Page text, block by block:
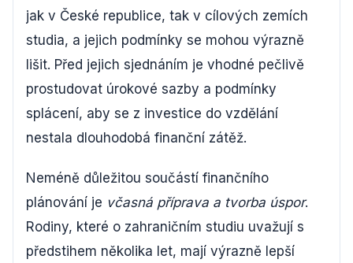
jak v České republice, tak v cílových zemích
studia, a jejich podmínky se mohou výrazně
lišit. Před jejich sjednáním je vhodné pečlivě
prostudovat úrokové sazby a podmínky
splácení, aby se z investice do vzdělání
nestala dlouhodobá finanční zátěž.
Neméně důležitou součástí finančního
plánování je včasná příprava a tvorba úspor.
Rodiny, které o zahraničním studiu uvažují s
předstihem několika let, mají výrazně lepší